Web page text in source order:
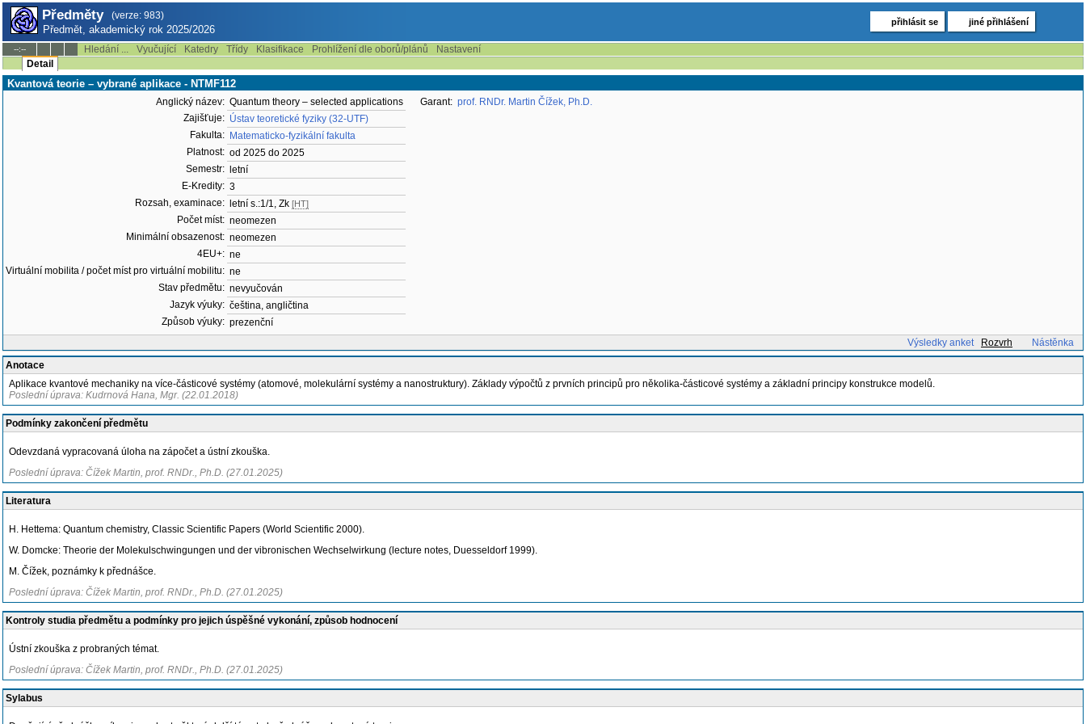
Předměty (verze: 983)
Předmět, akademický rok 2025/2026
přihlásit se jiné přihlášení
--:-- Hledání ... Vyučující Katedry Třídy Klasifikace Prohlížení dle oborů/plánů
Nastavení
Detail
Kvantová teorie – vybrané aplikace - NTMF112
Anglický název: Quantum theory – selected applications
Zajišťuje: Ústav teoretické fyziky (32-UTF)
Fakulta: Matematicko-fyzikální fakulta
Platnost: od 2025 do 2025
Semestr:
letní
E-Kredity: 3
Rozsah, examinace:
letní s.:1/1, Zk [HT]
Počet míst: neomezen
Minimální obsazenost: neomezen
4EU+: ne
Virtuální mobilita / počet míst pro virtuální mobilitu: ne
Stav předmětu: nevyučován
Jazyk výuky: čeština, angličtina
Způsob výuky: prezenční
Garant: prof. RNDr. Martin Čížek, Ph.D.
Výsledky anket Rozvrh
Nástěnka
Anotace
Aplikace kvantové mechaniky na více-částicové systémy (atomové, molekulární systémy a nanostruktury). Základy výpočtů z prvních principů pro několika-částicové systémy a základní principy konstrukce modelů.
Poslední úprava: Kudrnová Hana, Mgr. (22.01.2018)
Podmínky zakončení předmětu
Odevzdaná vypracovaná úloha na zápočet a ústní zkouška.
Poslední úprava: Čížek Martin, prof. RNDr., Ph.D. (27.01.2025)
Literatura
H. Hettema: Quantum chemistry, Classic Scientific Papers (World Scientific 2000).
W. Domcke: Theorie der Molekulschwingungen und der vibronischen Wechselwirkung (lecture notes, Duesseldorf 1999).
M. Čížek, poznámky k přednášce.
Poslední úprava: Čížek Martin, prof. RNDr., Ph.D. (27.01.2025)
Kontroly studia předmětu a podmínky pro jejich úspěšné vykonání, způsob hodnocení
Ústní zkouška z probraných témat.
Poslední úprava: Čížek Martin, prof. RNDr., Ph.D. (27.01.2025)
Sylabus